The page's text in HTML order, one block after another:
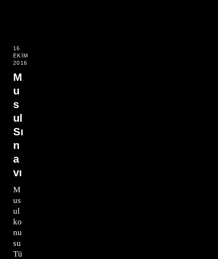
16
EKIM
2016
M
u
s
ul
Sı
n
a
vı
M
us
ul
ko
nu
su
Tü